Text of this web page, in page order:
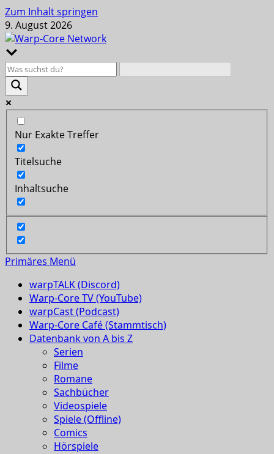
Zum Inhalt springen
9. August 2026
Nur Exakte Treffer
Titelsuche
Inhaltsuche
Primäres Menü
warpTALK (Discord)
Warp-Core TV (YouTube)
warpCast (Podcast)
Warp-Core Café (Stammtisch)
Datenbank von A bis Z
Serien
Filme
Romane
Sachbücher
Videospiele
Spiele (Offline)
Comics
Hörspiele